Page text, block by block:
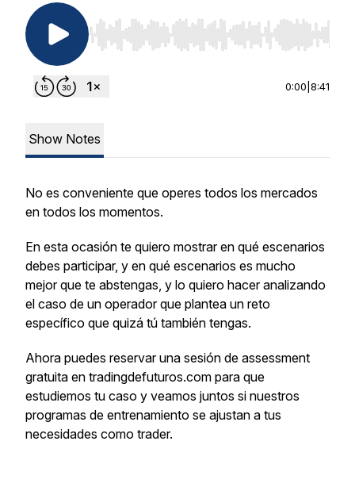
Use Left/Right to seek, Home/End to jump to
0:00 8:41
Show Notes
No es conveniente que operes todos los mercados
en todos los momentos.
En esta ocasión te quiero mostrar en qué escenarios
debes participar, y en qué escenarios es mucho
mejor que te abstengas, y lo quiero hacer analizando
el caso de un operador que plantea un reto
específico que quizá tú también tengas.
Ahora puedes reservar una sesión de assessment
gratuita en tradingdefuturos.com para que
estudiemos tu caso y veamos juntos si nuestros
programas de entrenamiento se ajustan a tus
necesidades como trader.